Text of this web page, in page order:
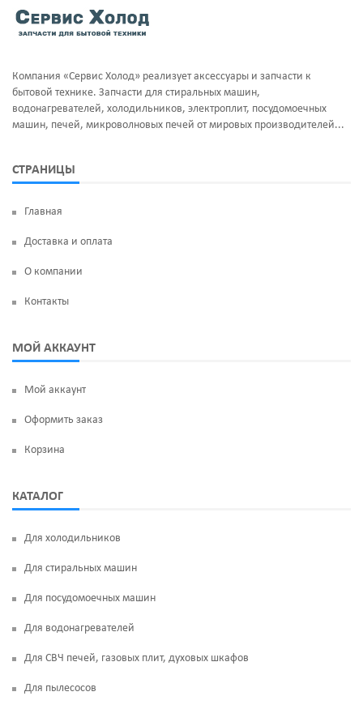
Тэны и нагреватели
Фильтра клапан шредора
Ручка люка
Суппорт и фланцы барабана
Термодатчики
УБЛ
Манжеты люка
Компания «Сервис Холод» реализует аксессуары и запчасти к
бытовой технике. Запчасти для стиральных машин,
водонагревателей, холодильников, электроплит, посудомоечных
машин, печей, микроволновых печей от мировых производителей...
СТРАНИЦЫ
Главная
Доставка и оплата
О компании
Контакты
МОЙ АККАУНТ
Мой аккаунт
Оформить заказ
Корзина
КАТАЛОГ
Для холодильников
Для стиральных машин
Для посудомоечных машин
Для водонагревателей
Для СВЧ печей, газовых плит, духовых шкафов
Для пылесосов